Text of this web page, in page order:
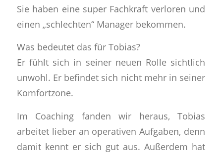
Sie haben eine super Fachkraft verloren und
einen „schlechten“ Manager bekommen.
Was bedeutet das für Tobias?
Er fühlt sich in seiner neuen Rolle sichtlich
unwohl. Er befindet sich nicht mehr in seiner
Komfortzone.
Im Coaching fanden wir heraus, Tobias
arbeitet lieber an operativen Aufgaben, denn
damit kennt er sich gut aus. Außerdem hat